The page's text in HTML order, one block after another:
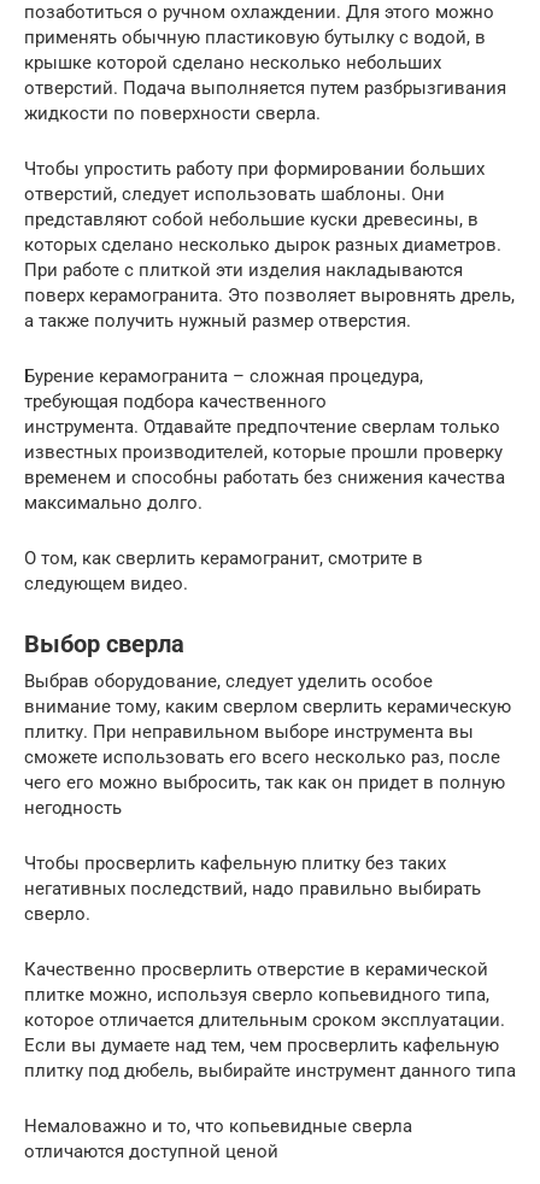
позаботиться о ручном охлаждении. Для этого можно
применять обычную пластиковую бутылку с водой, в
крышке которой сделано несколько небольших
отверстий. Подача выполняется путем разбрызгивания
жидкости по поверхности сверла.
Чтобы упростить работу при формировании больших
отверстий, следует использовать шаблоны. Они
представляют собой небольшие куски древесины, в
которых сделано несколько дырок разных диаметров.
При работе с плиткой эти изделия накладываются
поверх керамогранита. Это позволяет выровнять дрель,
а также получить нужный размер отверстия.
Бурение керамогранита – сложная процедура,
требующая подбора качественного
инструмента. Отдавайте предпочтение сверлам только
известных производителей, которые прошли проверку
временем и способны работать без снижения качества
максимально долго.
О том, как сверлить керамогранит, смотрите в
следующем видео.
Выбор сверла
Выбрав оборудование, следует уделить особое
внимание тому, каким сверлом сверлить керамическую
плитку. При неправильном выборе инструмента вы
сможете использовать его всего несколько раз, после
чего его можно выбросить, так как он придет в полную
негодность
Чтобы просверлить кафельную плитку без таких
негативных последствий, надо правильно выбирать
сверло.
Качественно просверлить отверстие в керамической
плитке можно, используя сверло копьевидного типа,
которое отличается длительным сроком эксплуатации.
Если вы думаете над тем, чем просверлить кафельную
плитку под дюбель, выбирайте инструмент данного типа
Немаловажно и то, что копьевидные сверла
отличаются доступной ценой